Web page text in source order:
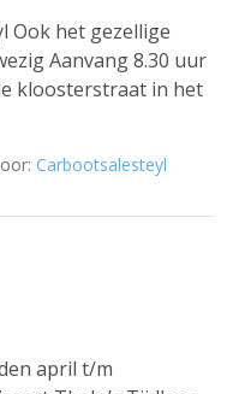
Ook het gezellige
Aanvang 8.30 uur
kloosterstraat in het
Carbootsalesteyl
april t/m